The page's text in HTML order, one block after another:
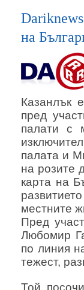
на
Казанлък
пред
палати с
палата и
на розите
карта на
местните
Пред
Любомир
по линия
тежест,
Той